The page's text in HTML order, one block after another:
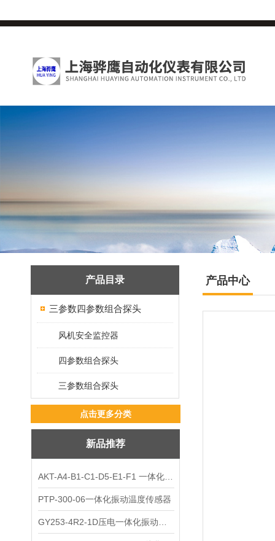
产品目录
三参数四参数组合探头
风机安全监控器
四参数组合探头
三参数组合探头
点击更多分类
新品推荐
PTP-300-06一体化振动温度传感器
产品中心